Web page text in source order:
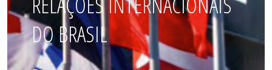
DO BRASIL